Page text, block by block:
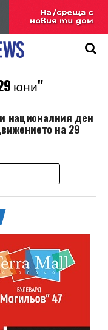
юни"
националния ден
на 29